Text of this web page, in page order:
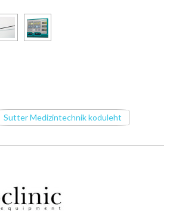
Sutter Medizintechnik koduleht